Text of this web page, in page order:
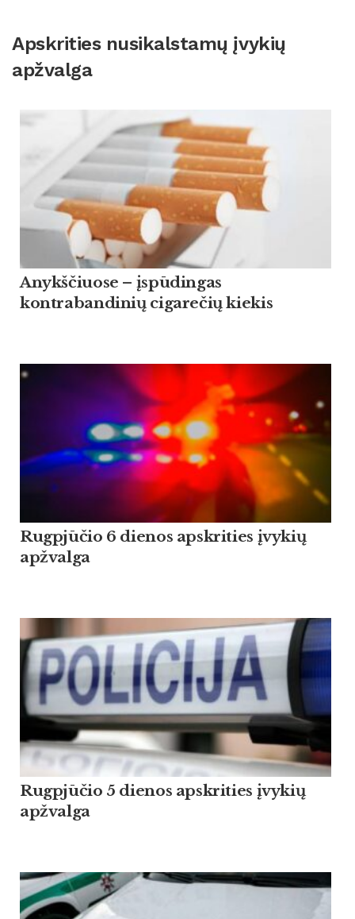
Apskrities nusikalstamų įvykių
apžvalga
Anykščiuose – įspūdingas
kontrabandinių cigarečių kiekis
Rugpjūčio 6 dienos apskrities įvykių
apžvalga
Rugpjūčio 5 dienos apskrities įvykių
apžvalga